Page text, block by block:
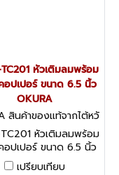
หัวเติมลมพร้อม
ปเปอร์ ขนาด 6.5 นิ้ว
OKURA
สินค้าของแท้จากไต้หวั
น C-OK-TC201
หัวเติมลมพร้อม
ปเปอร์ ขนาด 6.5 นิ้ว
OKURA
เปรียบเทียบ